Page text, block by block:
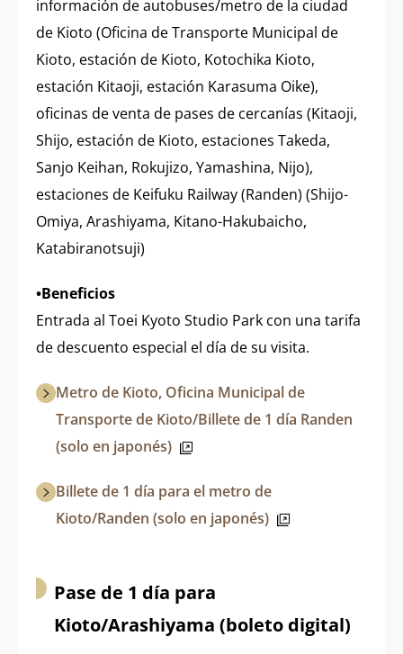
información de autobuses/metro de la ciudad
de Kioto (Oficina de Transporte Municipal de
Kioto, estación de Kioto, Kotochika Kioto,
estación Kitaoji, estación Karasuma Oike),
oficinas de venta de pases de cercanías (Kitaoji,
Shijo, estación de Kioto, estaciones Takeda,
Sanjo Keihan, Rokujizo, Yamashina, Nijo),
estaciones de Keifuku Railway (Randen) (Shijo-
Omiya, Arashiyama, Kitano-Hakubaicho,
Katabiranotsuji)
•Beneficios
Entrada al Toei Kyoto Studio Park con una tarifa
de descuento especial el día de su visita.
Metro de Kioto, Oficina Municipal de
Transporte de Kioto/Billete de 1 día Randen
(solo en japonés)
Billete de 1 día para el metro de
Kioto/Randen (solo en japonés)
Pase de 1 día para
Kioto/Arashiyama (boleto digital)